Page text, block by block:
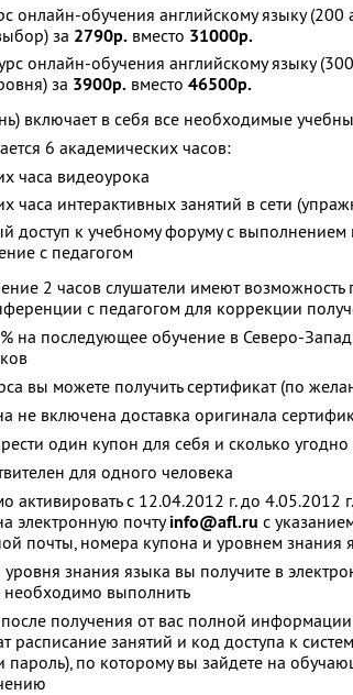
онлайн-обучения английскому языку (200
за 2790р. вместо 31000р.
онлайн-обучения английскому языку
за 3900р. вместо 46500р.
включает в себя все необходимые
6 академических часов:
часа видеоурока
часа интерактивных занятий в сети
доступ к учебному форуму с
с педагогом
2 часов слушатели имеют возможность
с педагогом для коррекции
на последующее обучение в Северо-
вы можете получить сертификат (по
не включена доставка оригинала
один купон для себя и сколько
для одного человека
активировать с 12.04.2012 г. до 4.05.2012
электронную почтуinfo@afl.ru с
почты, номера купона и уровнем знания
знания языка вы получите в
необходимо выполнить
получения от вас полной
расписание занятий и код доступа к
пароль), по которому вы зайдете на